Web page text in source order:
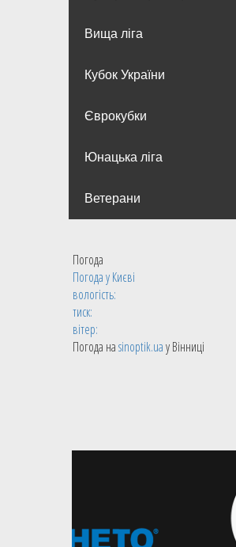
Вища лiга
Кубок України
Єврокубки
Юнацька ліга
Ветерани
Погода
Погода уКиєві
вологість:
тиск:
вітер:
Погода наsinoptik.uaу Вінниці
Розпочалась
четвертий